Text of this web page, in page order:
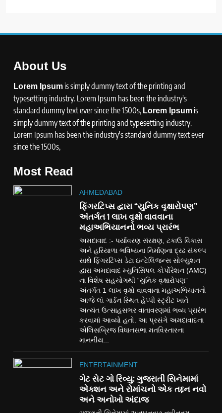
About Us
Lorem Ipsumis simply dummy text of the printing and
typesetting industry. Lorem Ipsum has been the industry's
standard dummy text ever since the 1500s, Lorem Ipsumis
simply dummy text of the printing and typesetting industry.
Lorem Ipsum has been the industry's standard dummy text ever
since the 1500s,
Most Read
AHMEDABAD
ફિંગરટિપ્સ દ્વારા “યુનિક વૃક્ષારોપણ”
અંતર્ગત 1 લાખ વૃક્ષો વાવવાના
મહાઅભિયાનનો ભવ્ય પ્રારંભ
અમદાવાદ :- પર્યાવરણ સંરક્ષણ, ટકાઉ વિકાસ
અને હરિયાળા ભવિષ્યના નિર્માણના દ્રઢ સંકલ્પ
સાથે ફિંગરટિપ્સ ડેટા ઇન્ટેલિજન્સ સોલ્યુશન
દ્વારા અમદાવાદ મ્યુનિસિપલ કોર્પોરેશન (AMC)
ના વિશેષ સહયોગથી “યુનિક વૃક્ષારોપણ”
અંતર્ગત 1 લાખ વૃક્ષો વાવવાના મહાઅભિયાનનો
આજે લૉ ગાર્ડન સ્થિત હેપ્પી સ્ટ્રીટ ખાતે
અત્યંત ઉત્સાહસભર વાતાવરણમાં ભવ્ય પ્રારંભ
કરવામાં આવ્યો હતો. આ પ્રસંગે અમદાવાદના
એલિસબ્રિજ વિધાનસભા મતવિસ્તારના
માનનીય...
ENTERTAINMENT
ગેટ સેટ ગો રિવ્યુ: ગુજરાતી સિનેમામાં
એક્શન અને રોમાંચનો એક તદ્દન નવો
અને અનોખો અંદાજ